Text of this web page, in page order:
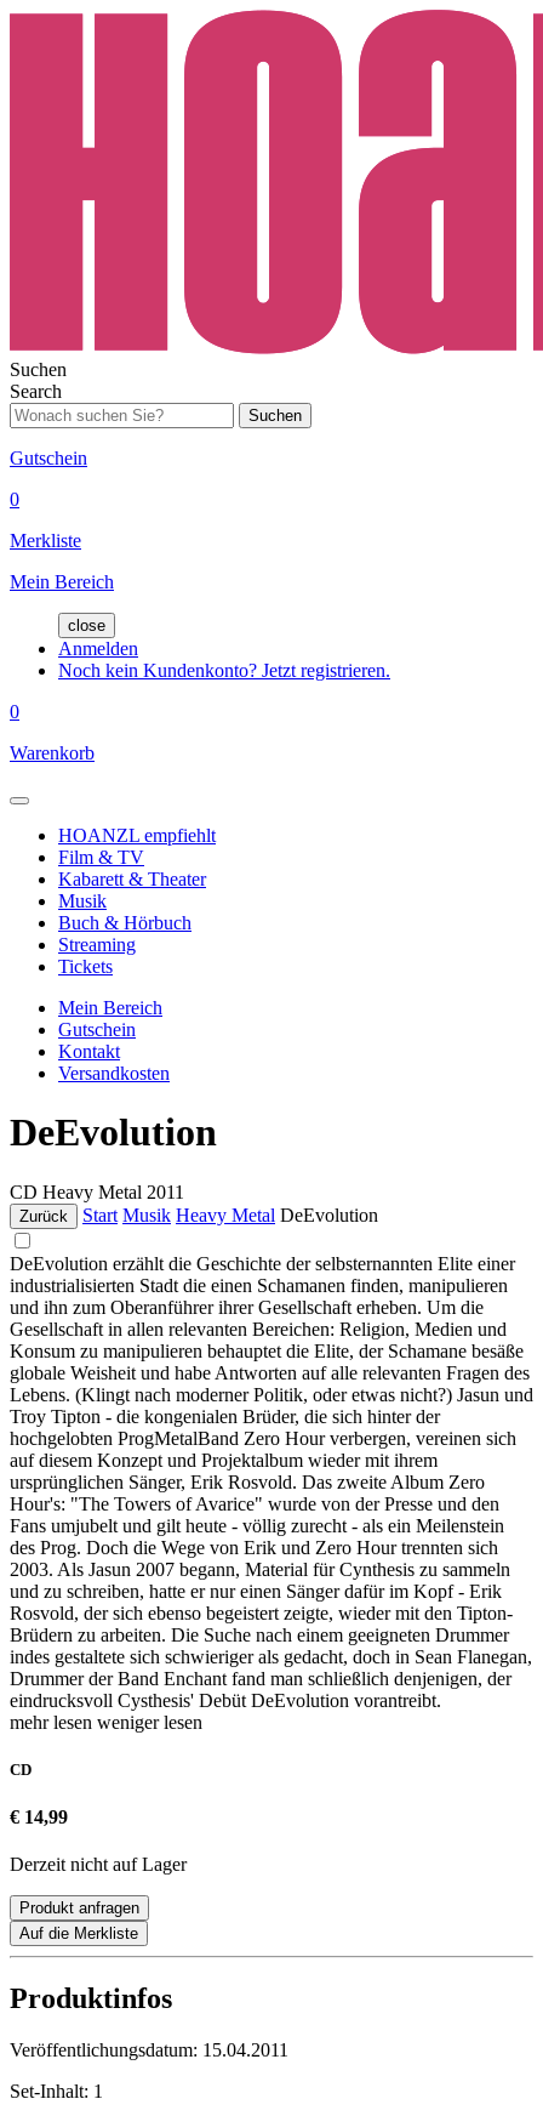
Suchen
Search
Suchen
Gutschein
0
Merkliste
Mein Bereich
close
Anmelden
Noch kein Kundenkonto? Jetzt registrieren.
0
Warenkorb
HOANZL empfiehlt
Film & TV
Kabarett & Theater
Musik
Buch & Hörbuch
Streaming
Tickets
Mein Bereich
Gutschein
Kontakt
Versandkosten
DeEvolution
CD Heavy Metal 2011
Zurück Start Musik Heavy Metal DeEvolution
DeEvolution erzählt die Geschichte der selbsternannten Elite einer
industrialisierten Stadt die einen Schamanen finden, manipulieren
und ihn zum Oberanführer ihrer Gesellschaft erheben. Um die
Gesellschaft in allen relevanten Bereichen: Religion, Medien und
Konsum zu manipulieren behauptet die Elite, der Schamane besäße
globale Weisheit und habe Antworten auf alle relevanten Fragen des
Lebens. (Klingt nach moderner Politik, oder etwas nicht?) Jasun und
Troy Tipton - die kongenialen Brüder, die sich hinter der
hochgelobten ProgMetalBand Zero Hour verbergen, vereinen sich
auf diesem Konzept und Projektalbum wieder mit ihrem
ursprünglichen Sänger, Erik Rosvold. Das zweite Album Zero
Hour's: "The Towers of Avarice" wurde von der Presse und den
Fans umjubelt und gilt heute - völlig zurecht - als ein Meilenstein
des Prog. Doch die Wege von Erik und Zero Hour trennten sich
2003. Als Jasun 2007 begann, Material für Cynthesis zu sammeln
und zu schreiben, hatte er nur einen Sänger dafür im Kopf - Erik
Rosvold, der sich ebenso begeistert zeigte, wieder mit den Tipton-
Brüdern zu arbeiten. Die Suche nach einem geeigneten Drummer
indes gestaltete sich schwieriger als gedacht, doch in Sean Flanegan,
Drummer der Band Enchant fand man schließlich denjenigen, der
eindrucksvoll Cysthesis' Debüt DeEvolution vorantreibt.
mehr lesen weniger lesen
CD
€ 14,99
Derzeit nicht auf Lager
Produkt anfragen
Auf die Merkliste
Produktinfos
Veröffentlichungsdatum: 15.04.2011
Set-Inhalt: 1